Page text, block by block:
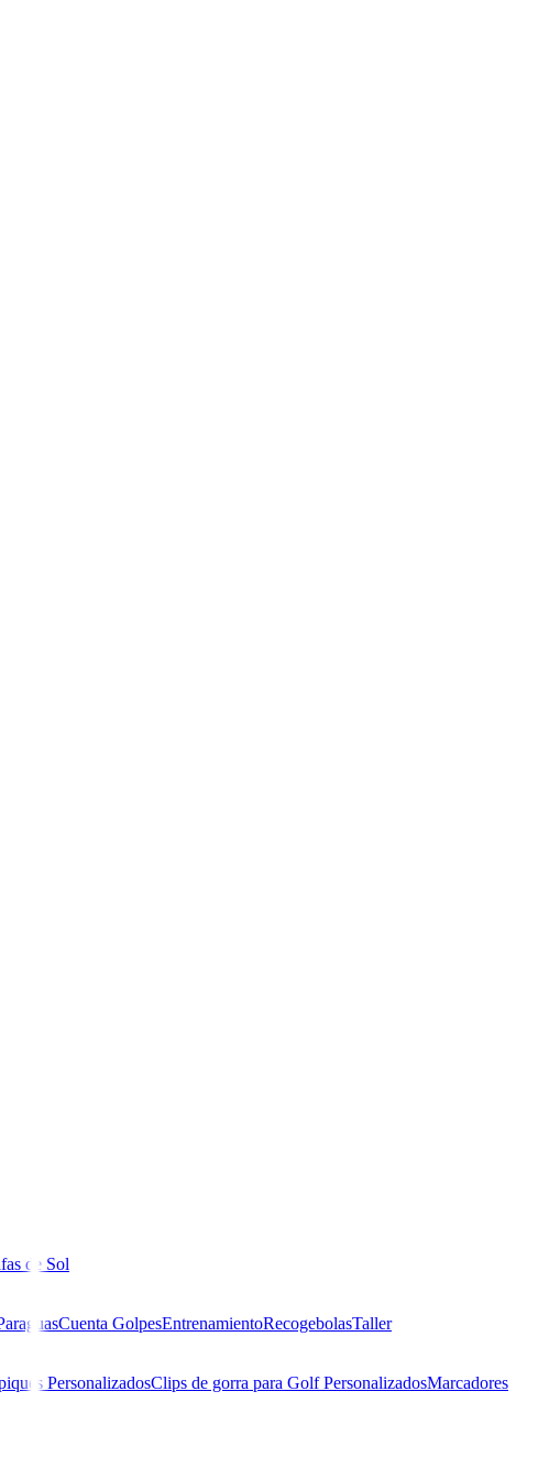
de Sol
Cuenta GolpesEntrenamientoRecogebolasTaller
PersonalizadosClips de gorra para Golf PersonalizadosMarcadores